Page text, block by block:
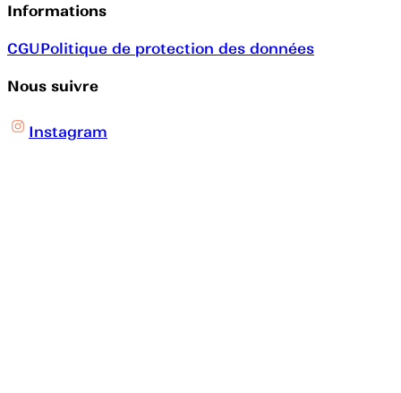
Informations
CGUPolitique de protection des données
Nous suivre
Instagram